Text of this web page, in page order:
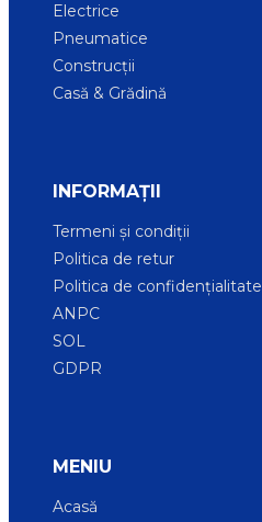
Electrice
Pneumatice
Construcții
Casă & Grădină
INFORMAȚII
Termeni și condiții
Politica de retur
Politica de confidențialitate
ANPC
SOL
GDPR
MENIU
Acasă